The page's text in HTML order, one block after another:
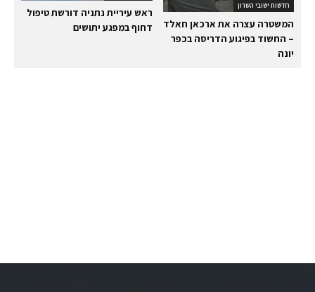
ראש עיריית נתניה דורשת טיפול
דחוף במפגע יתושים
חדשות ישובי השרון
המשטרה עצרה את ארכאן חאלד
– החשוד בפיגוע הדריסה בכפר
יונה